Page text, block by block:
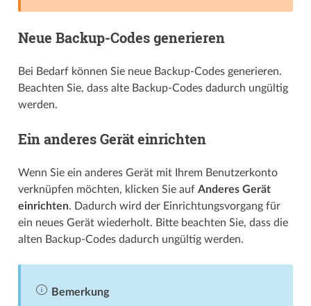
Neue Backup-Codes generieren
Bei Bedarf können Sie neue Backup-Codes generieren.
Beachten Sie, dass alte Backup-Codes dadurch ungültig
werden.
Ein anderes Gerät einrichten
Wenn Sie ein anderes Gerät mit Ihrem Benutzerkonto
verknüpfen möchten, klicken Sie auf Anderes Gerät
einrichten. Dadurch wird der Einrichtungs­­vorgang für
ein neues Gerät wiederholt. Bitte beachten Sie, dass die
alten Backup-Codes dadurch ungültig werden.
Bemerkung